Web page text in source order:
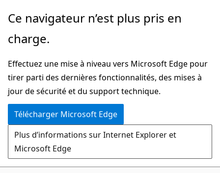
Passer
directement
au
principal
Ce navigateur n’est plus pris en
charge.
Effectuez une mise à niveau vers Microsoft Edge pour
tirer parti des dernières fonctionnalités, des mises à
jour de sécurité et du support technique.
Télécharger Microsoft Edge
Plus d’informations sur Internet Explorer et
Microsoft Edge